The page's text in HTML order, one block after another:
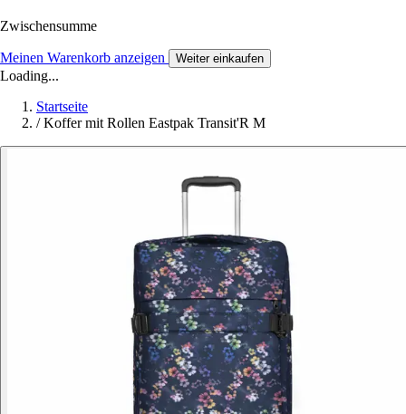
Zwischensumme
Meinen Warenkorb anzeigen Weiter einkaufen
Loading...
Startseite
/ Koffer mit Rollen Eastpak Transit'R M